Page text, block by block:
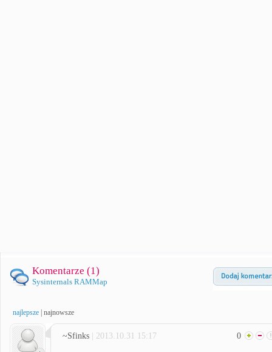
Komentarze (1)
Sysinternals RAMMap
najlepsze najnowsze
~Sfinks | 2013.10.31 15:17 0